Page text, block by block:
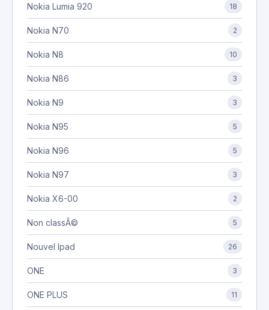
Nokia Lumia 920 18
Nokia N70 2
Nokia N8 10
Nokia N86 3
Nokia N9 3
Nokia N95 5
Nokia N96 5
Nokia N97 3
Nokia X6-00 2
Non classÃ© 5
Nouvel Ipad 26
ONE 3
ONE PLUS 11